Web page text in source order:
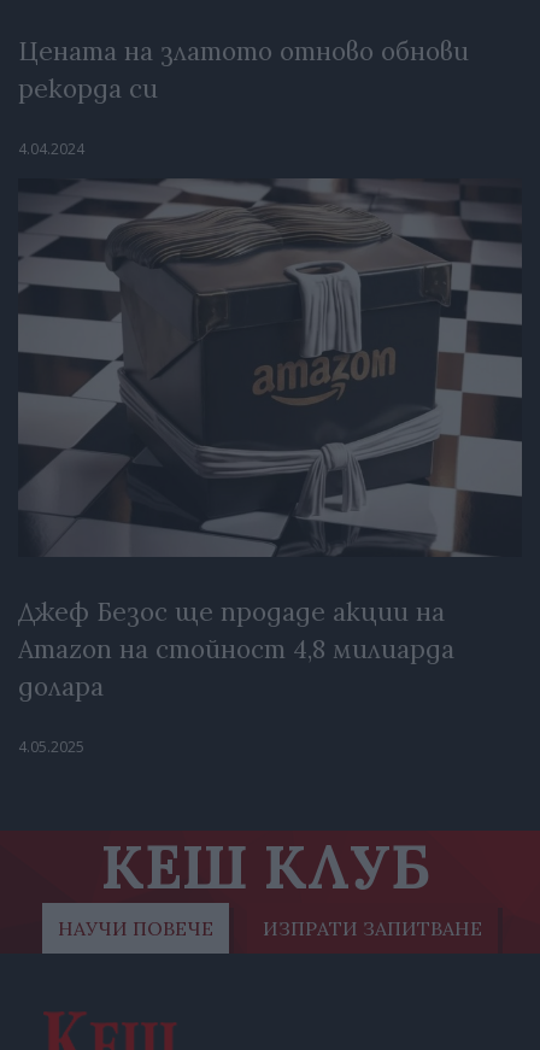
Цената на златото отново обнови
рекорда си
4.04.2024
Джеф Безос ще продаде акции на
Amazon на стойност 4,8 милиарда
долара
4.05.2025
КЕШ КЛУБ
НАУЧИ ПОВЕЧЕ ИЗПРАТИ ЗАПИТВАНЕ